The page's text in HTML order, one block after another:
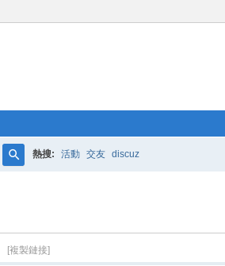
熱搜: 活動 交友 discuz
[複製鏈接]